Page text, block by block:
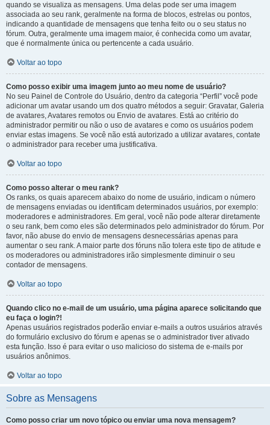
quando se visualiza as mensagens. Uma delas pode ser uma imagem
associada ao seu rank, geralmente na forma de blocos, estrelas ou pontos,
indicando a quantidade de mensagens que tenha feito ou o seu status no
fórum. Outra, geralmente uma imagem maior, é conhecida como um avatar,
que é normalmente única ou pertencente a cada usuário.
Voltar ao topo
Como posso exibir uma imagem junto ao meu nome de usuário?
No seu Painel de Controle do Usuário, dentro da categoria “Perfil” você pode
adicionar um avatar usando um dos quatro métodos a seguir: Gravatar, Galeria
de avatares, Avatares remotos ou Envio de avatares. Está ao critério do
administrador permitir ou não o uso de avatares e como os usuários podem
enviar estas imagens. Se você não está autorizado a utilizar avatares, contate
o administrador para receber uma justificativa.
Voltar ao topo
Como posso alterar o meu rank?
Os ranks, os quais aparecem abaixo do nome de usuário, indicam o número
de mensagens enviadas ou identificam determinados usuários, por exemplo:
moderadores e administradores. Em geral, você não pode alterar diretamente
o seu rank, bem como eles são determinados pelo administrador do fórum. Por
favor, não abuse do envio de mensagens desnecessárias apenas para
aumentar o seu rank. A maior parte dos fóruns não tolera este tipo de atitude e
os moderadores ou administradores irão simplesmente diminuir o seu
contador de mensagens.
Voltar ao topo
Quando clico no e-mail de um usuário, uma página aparece solicitando que
eu faça o login?!
Apenas usuários registrados poderão enviar e-mails a outros usuários através
do formulário exclusivo do fórum e apenas se o administrador tiver ativado
esta função. Isso é para evitar o uso malicioso do sistema de e-mails por
usuários anônimos.
Voltar ao topo
Sobre as Mensagens
Como posso criar um novo tópico ou enviar uma nova mensagem?